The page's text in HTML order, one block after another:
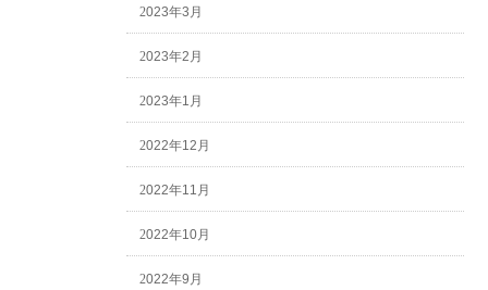
2023年3月
2023年2月
2023年1月
2022年12月
2022年11月
2022年10月
2022年9月